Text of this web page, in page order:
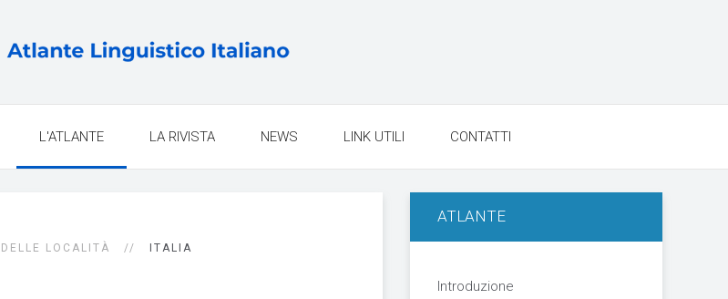
L'ATLANTE LA RIVISTA NEWS LINK UTILI CONTATTI
DELLE LOCALITÀ ITALIA
ATLANTE
Introduzione